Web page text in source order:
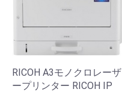
RICOH A3モノクロレーザ
ープリンター RICOH IP